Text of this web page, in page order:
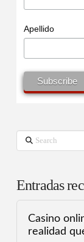
Apellido
Search
Entradas
Casino
realidad